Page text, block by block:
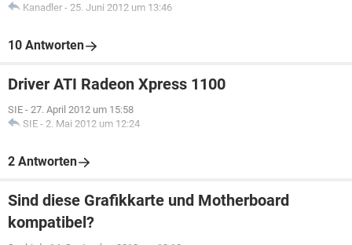
Kanadler - 25. Juni 2012 um 13:46
10 Antworten
Driver ATI Radeon Xpress 1100
SIE - 27. April 2012 um 15:58
SIE - 2. Mai 2012 um 12:24
2 Antworten
Sind diese Grafikkarte und Motherboard
kompatibel?